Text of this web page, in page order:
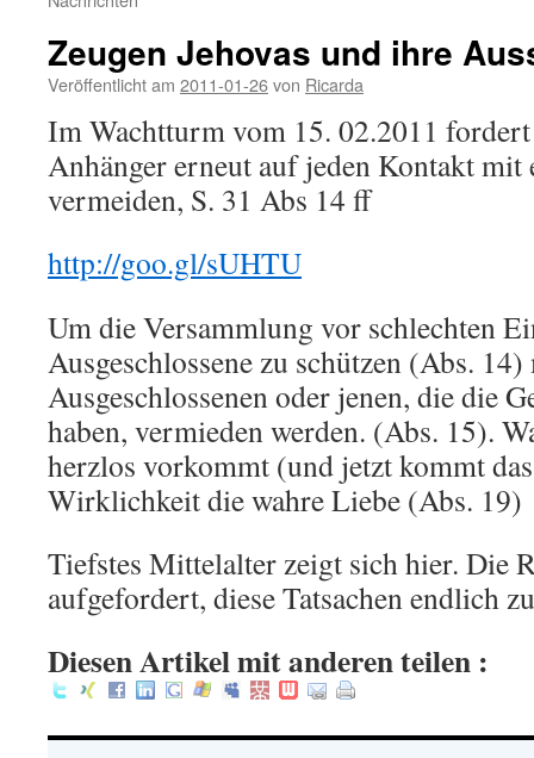
Zeugen Jehovas und ihre
Veröffentlicht am 2011-01-26von Ricarda
Im Wachtturm vom 15. 02.2011
Anhänger erneut auf jeden Kontakt mit
vermeiden, S. 31 Abs 14 ff
http://goo.gl/sUHTU
Um die Versammlung vor schlechten
Ausgeschlossene zu schützen (Abs.
Ausgeschlossenen oder jenen, die die
haben, vermieden werden. (Abs. 15).
herzlos vorkommt (und jetzt kommt
Wirklichkeit die wahre Liebe (Abs. 19)
Tiefstes Mittelalter zeigt sich hier. Die
aufgefordert, diese Tatsachen endlich
Diesen Artikel mit anderen teilen :